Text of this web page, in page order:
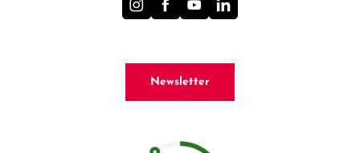
Newsletter